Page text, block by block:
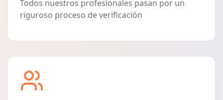
Todos nuestros profesionales pasan por un
riguroso proceso de verificación